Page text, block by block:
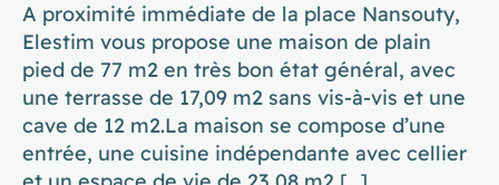
A proximité immédiate de la place Nansouty,
Elestim vous propose une maison de plain
pied de 77 m2 en très bon état général, avec
une terrasse de 17,09 m2 sans vis-à-vis et une
cave de 12 m2.La maison se compose d’une
entrée, une cuisine indépendante avec cellier